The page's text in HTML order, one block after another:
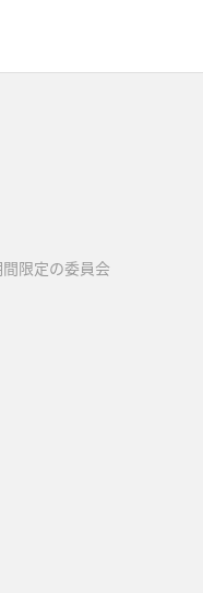
限定の委員会